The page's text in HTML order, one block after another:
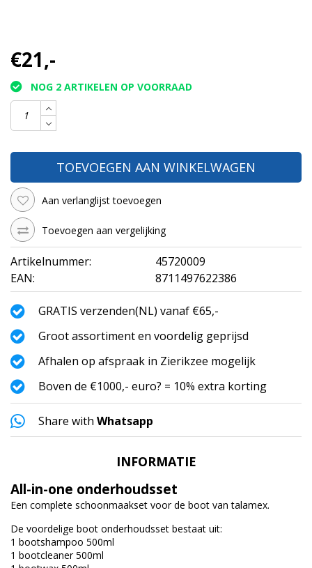
€21,-
NOG 2 ARTIKELEN OP VOORRAAD
TOEVOEGEN AAN WINKELWAGEN
Aan verlanglijst toevoegen
Toevoegen aan vergelijking
Artikelnummer:
45720009
EAN:
8711497622386
GRATIS verzenden(NL) vanaf €65,-
Groot assortiment en voordelig geprijsd
Afhalen op afspraak in Zierikzee mogelijk
Boven de €1000,- euro? = 10% extra korting
Share with Whatsapp
INFORMATIE
All-in-one onderhoudsset
Een complete schoonmaakset voor de boot van talamex.
De voordelige boot onderhoudsset bestaat uit:
1 bootshampoo 500ml
1 bootcleaner 500ml